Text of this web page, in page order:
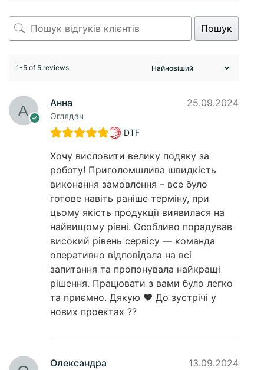
Пошук
1-5 of 5 reviews
Анна
Оглядач
25.09.2024
DTF
Хочу висловити велику подяку за
роботу! Приголомшлива швидкість
виконання замовлення – все було
готове навіть раніше терміну, при
цьому якість продукції виявилася на
найвищому рівні. Особливо порадував
високий рівень сервісу — команда
оперативно відповідала на всі
запитання та пропонувала найкращі
рішення. Працювати з вами було легко
та приємно. Дякую ❤️ До зустрічі у
нових проектах ??
Олександра 13.09.2024